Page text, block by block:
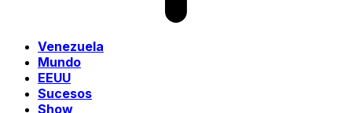
Venezuela
Mundo
EEUU
Sucesos
Show